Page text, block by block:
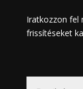
Iratkozzon fel
frissítéseket